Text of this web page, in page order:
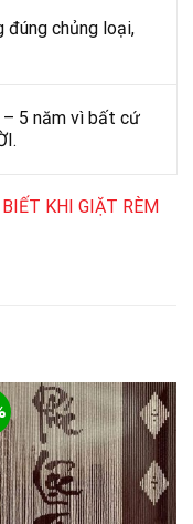
đúng chủng loại,
– 5 năm vì bất cứ
KHI GIẶT RÈM